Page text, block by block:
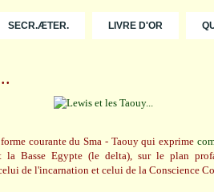
SECR.ÆTER. LIVRE D'OR
courante du Sma - Taouy qui exprime
la Basse Egypte (le delta), sur le plan
de l'incarnation et celui de la Conscience